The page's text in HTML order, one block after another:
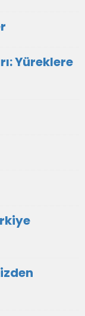
Yüreklere